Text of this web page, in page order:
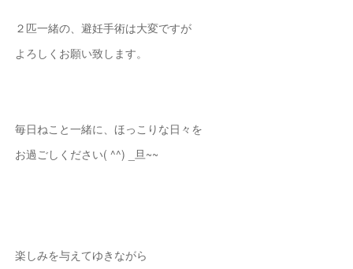
２匹一緒の、避妊手術は大変ですが
よろしくお願い致します。
毎日ねこと一緒に、ほっこりな日々を
お過ごしください( ^^) _旦~~
楽しみを与えてゆきながら